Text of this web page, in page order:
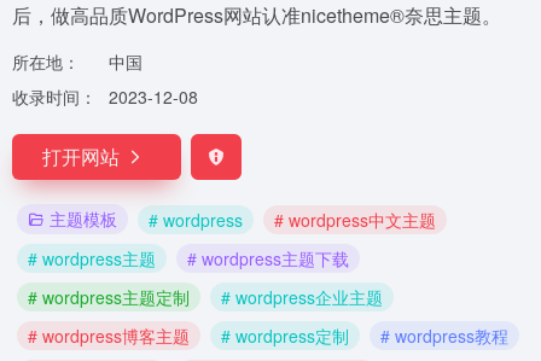
后，做高品质WordPress网站认准nicetheme®奈思主题。
所在地：
中国
收录时间：
2023-12-08
打开网站
主题模板 # wordpress
# wordpress中文主题
# wordpress主题
# wordpress主题下载
# wordpress主题定制
# wordpress企业主题
# wordpress博客主题
# wordpress定制
# wordpress教程